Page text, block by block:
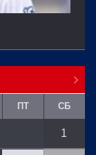
ПТ СБ
1